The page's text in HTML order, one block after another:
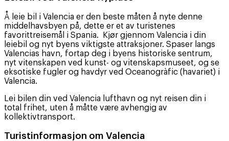
Å leie bil i Valencia er den beste måten å nyte denne
middelhavsbyen på, dette er et av turistenes
favorittreisemål i Spania. Kjør gjennom Valencia i din
leiebil og nyt byens viktigste attraksjoner. Spaser langs
Valencias havn, fortap deg i byens historiske sentrum,
nyt vitenskapen ved kunst- og vitenskapsmuseet, og se
eksotiske fugler og havdyr ved Oceanogràfic (havariet) i
Valencia.
Lei bilen din ved Valencia lufthavn og nyt reisen din i
total frihet, uten å måtte være avhengig av
kollektivtransport.
Turistinformasjon om Valencia